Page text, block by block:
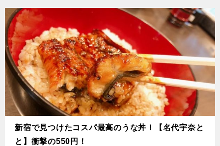
新宿で見つけたコスパ最高のうな丼！【名代宇奈と
と】衝撃の550円！